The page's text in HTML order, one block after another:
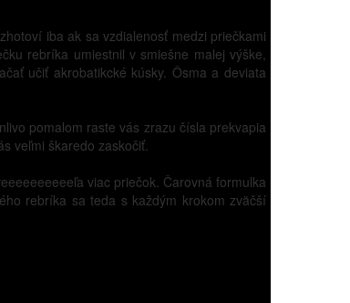
iba ak sa vzdialenosť medzi priečkami
rebríka umiestnil v smiešne malej výške,
učiť akrobatikcké kúsky. Ôsma a deviata
pomalom raste vás zrazu čísla prekvapia
veľmi škaredo zaskočiť.
viac priečok. Čarovná formulka
rebríka sa teda s každým krokom zväčší